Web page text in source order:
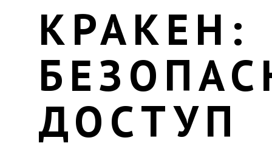
КРАКЕН:
ДОСТУП